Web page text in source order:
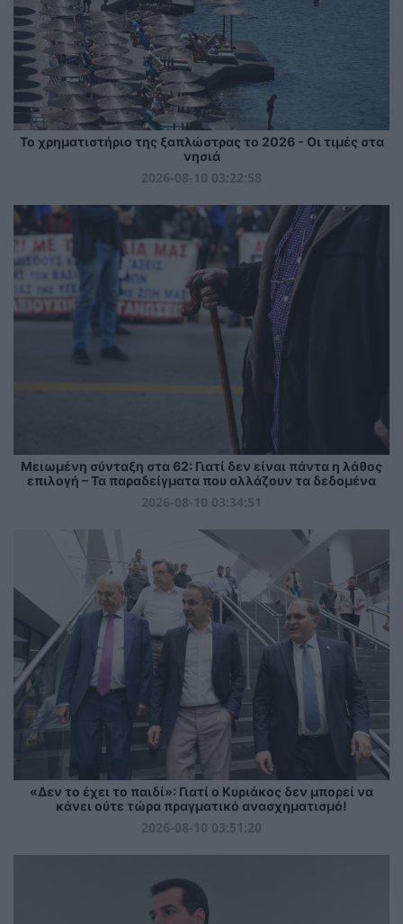
Το χρηματιστήριο της ξαπλώστρας το 2026 - Οι τιμές στα
νησιά
2026-08-10 03:22:58
Μειωμένη σύνταξη στα 62: Γιατί δεν είναι πάντα η λάθος
επιλογή – Τα παραδείγματα που αλλάζουν τα δεδομένα
2026-08-10 03:34:51
«Δεν το έχει το παιδί»: Γιατί ο Κυριάκος δεν μπορεί να
κάνει ούτε τώρα πραγματικό ανασχηματισμό!
2026-08-10 03:51:20